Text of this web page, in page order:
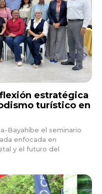
estratégica
turístico en
Bayahíbe el seminario
enfocada en
y el futuro del